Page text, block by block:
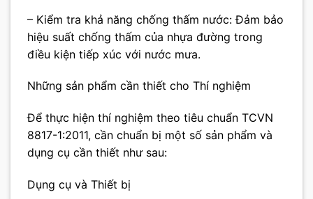
– Kiểm tra khả năng chống thấm nước: Đảm bảo
hiệu suất chống thấm của nhựa đường trong
điều kiện tiếp xúc với nước mưa.
Những sản phẩm cần thiết cho Thí nghiệm
Để thực hiện thí nghiệm theo tiêu chuẩn TCVN
8817-1:2011, cần chuẩn bị một số sản phẩm và
dụng cụ cần thiết như sau:
Dụng cụ và Thiết bị